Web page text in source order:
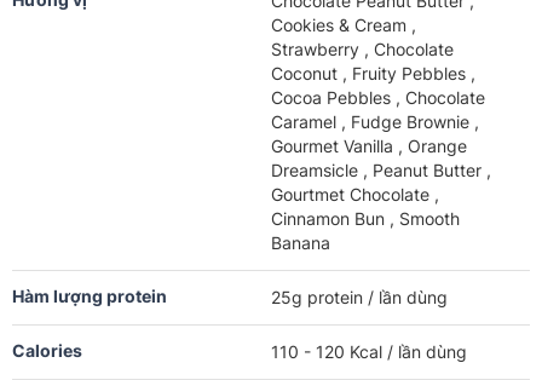
Cookies & Cream ,
Strawberry , Chocolate
Coconut , Fruity Pebbles ,
Cocoa Pebbles , Chocolate
Caramel , Fudge Brownie ,
Gourmet Vanilla , Orange
Dreamsicle , Peanut Butter ,
Gourtmet Chocolate ,
Cinnamon Bun , Smooth
Banana
Hàm lượng protein 25g protein / lần dùng
Calories 110 - 120 Kcal / lần dùng